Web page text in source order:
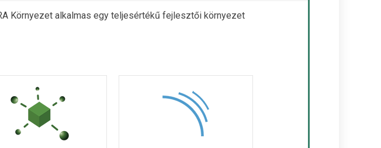
Környezet alkalmas egy teljesértékű fejlesztői környezet